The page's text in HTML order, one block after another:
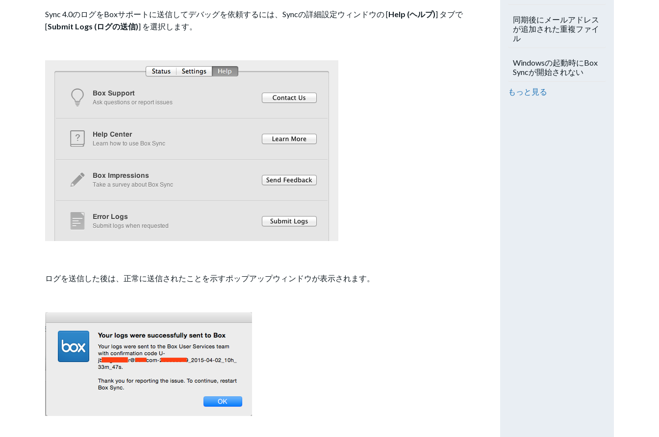
Sync 4.0のログをBoxサポートに送信してデバッグを依頼するには、Syncの詳細設定ウィンドウの [Help (ヘルプ)] タブで
[Submit Logs (ログの送信)] を選択します。
ログを送信した後は、正常に送信されたことを示すポップアップウィンドウが表示されます。
同期後にメールアドレス
が追加された重複ファイ
ル
Windowsの起動時にBox
Syncが開始されない
もっと見る